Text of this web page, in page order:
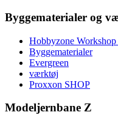
Byggematerialer og
Hobbyzone Workshop
Byggematerialer
Evergreen
værktøj
Proxxon SHOP
Modeljernbane Z